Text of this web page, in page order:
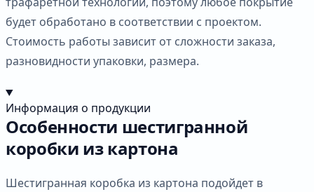
будет обработано в соответствии с проектом.
Стоимость работы зависит от сложности заказа,
разновидности упаковки, размера.
Информация о продукции
Особенности шестигранной
коробки из картона
Шестигранная коробка из картона подойдет в